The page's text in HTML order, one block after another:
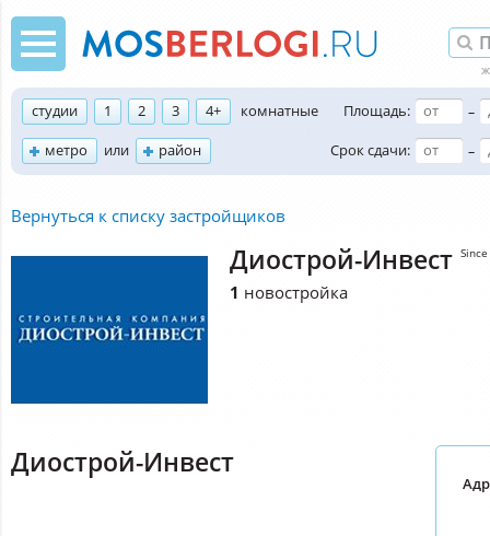
студии 1 2 3 4+
комнатные
метро
или район
Площадь:
–
Срок сдачи:
–
Вернуться к списку застройщиков
Диострой-Инвест
1 новостройка
Диострой-Инвест